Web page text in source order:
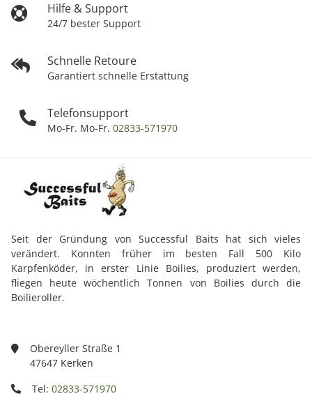
Hilfe & Support
24/7 bester Support
Schnelle Retoure
Garantiert schnelle Erstattung
Telefonsupport
Mo-Fr. Mo-Fr. 02833-571970
Seit der Gründung von Successful Baits hat sich vieles
verändert. Konnten früher im besten Fall 500 Kilo
Karpfenköder, in erster Linie Boilies, produziert werden,
fliegen heute wöchentlich Tonnen von Boilies durch die
Boilieroller.
Obereyller Straße 1
47647 Kerken
Tel: 02833-571970